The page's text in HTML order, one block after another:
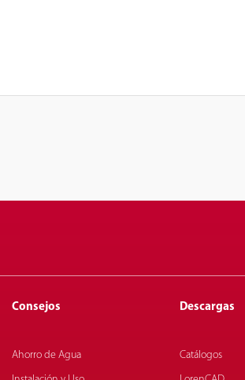
Consejos
Ahorro de Agua
Descargas
Catálogos